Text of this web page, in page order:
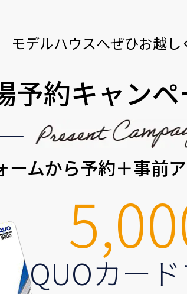
モデルハウスへぜひお越し
予約キャン
ームから予約＋事前
QUOカー